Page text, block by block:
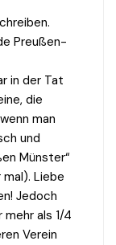
Preußen-
in der Tat
die
man
und
Münster“
Liebe
Jedoch
als 1/4
Verein